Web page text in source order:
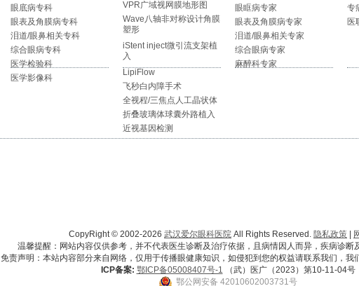
眼底病专科
眼表及角膜病专科
泪道/眼鼻相关专科
综合眼病专科
医学检验科
医学影像科
VPR广域视网膜地形图
Wave八轴非对称设计角膜
塑形
iStent inject微引流支架植
入
LipiFlow
飞秒白内障手术
全视程/三焦点人工晶状体
折叠玻璃体球囊外路植入
近视基因检测
眼眶病专家
眼表及角膜病专家
泪道/眼鼻相关专家
综合眼病专家
麻醉科专家
专
医
CopyRight © 2002-2026 武汉爱尔眼科医院 All Rights Reserved. 隐私政策
温馨提醒：网站内容仅供参考，并不代表医生诊断及治疗依据，且病情因人而异，疾病诊断
免责声明：本站内容部分来自网络，仅用于传播眼健康知识，如侵犯到您的权益请联系我们，我
ICP备案: 鄂ICP备05008407号-1 （武）医广（2023）第10-11-04号
鄂公网安备 42010602003731号